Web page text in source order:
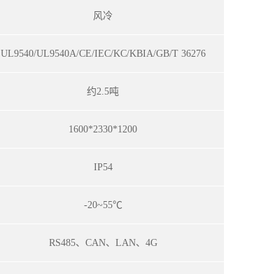
风冷
UL9540/UL9540A/CE/IEC/KC/KBIA/GB/T 36276
约2.5吨
1600*2330*1200
IP54
-20~55℃
RS485、CAN、LAN、4G